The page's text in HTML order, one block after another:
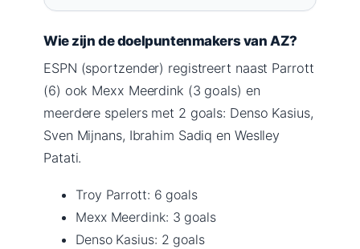
Wie zijn de doelpuntenmakers van AZ?
ESPN (sportzender) registreert naast Parrott
(6) ook Mexx Meerdink (3 goals) en
meerdere spelers met 2 goals: Denso Kasius,
Sven Mijnans, Ibrahim Sadiq en Weslley
Patati.
Troy Parrott: 6 goals
Mexx Meerdink: 3 goals
Denso Kasius: 2 goals